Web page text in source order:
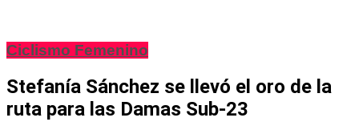
Ciclismo Femenino
Stefanía Sánchez se llevó el oro de la
ruta para las Damas Sub-23